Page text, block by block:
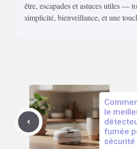
être, escapades et astuces utiles —
simplicité, bienveillance, et une
le
fumée
sécurité